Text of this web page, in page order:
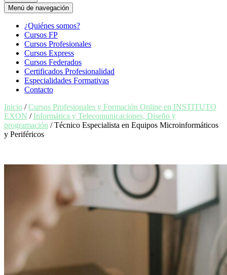
Menú de navegación
¿Quiénes somos?
Cursos FP
Cursos Profesionales
Cursos Express
Cursos Federados
Certificados Profesionalidad
Especialidades Formativas
Contacto
Inicio /Cursos Profesionales y Formación Online en INSTITUTO
EXON / Informática y Telecomunicaciones, Diseño y
programación / Técnico Especialista en Equipos Microinformáticos
y Periféricos